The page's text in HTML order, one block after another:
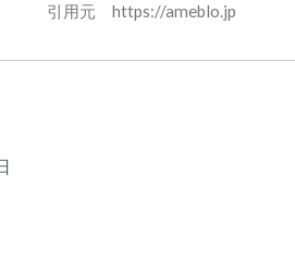
引用元 https://ameblo.jp